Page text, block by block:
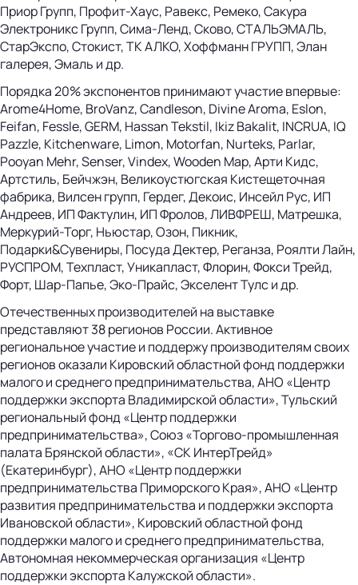
Приор Групп, Профит-Хаус, Равекс, Ремеко, Сакура
Электроникс Групп, Сима-Ленд, Сково, СТАЛЬЭМАЛЬ,
СтарЭкспо, Стокист, ТК АЛКО, Хоффманн ГРУПП, Элан
галерея, Эмаль и др.
Порядка 20% экспонентов принимают участие впервые:
Arome4Home, BroVanz, Candleson, Divine Aroma, Eslon,
Feifan, Fessle, GERM, Hassan Tekstil, Ikiz Bakalit, INCRUA, IQ
Pazzle, Kitchenware, Limon, Motorfan, Nurteks, Parlar,
Pooyan Mehr, Senser, Vindex, Wooden Map, Арти Кидс,
Артстиль, Бейчжэн, Великоустюгская Кистещеточная
фабрика, Вилсен групп, Гердег, Декоис, Инсейл Рус, ИП
Андреев, ИП Фактулин, ИП Фролов, ЛИВФРЕШ, Матрешка,
Меркурий-Торг, Ньюстар, Озон, Пикник,
Подарки&Сувениры, Посуда Дектер, Реганза, Роялти Лайн,
РУСПРОМ, Техпласт, Уникапласт, Флорин, Фокси Трейд,
Форт, Шар-Папье, Эко-Прайс, Экселент Тулс и др.
Отечественных производителей на выставке
представляют 38 регионов России. Активное
региональное участие и поддержу производителям своих
регионов оказали Кировский областной фонд поддержки
малого и среднего предпринимательства, АНО «Центр
поддержки экспорта Владимирской области», Тульский
региональный фонд «Центр поддержки
предпринимательства», Союз «Торгово-промышленная
палата Брянской области», «СК ИнтерТрейд»
(Екатеринбург), АНО «Центр поддержки
предпринимательства Приморского Края», АНО «Центр
развития предпринимательства и поддержки экспорта
Ивановской области», Кировский областной фонд
поддержки малого и среднего предпринимательства,
Автономная некоммерческая организация «Центр
поддержки экспорта Калужской области».